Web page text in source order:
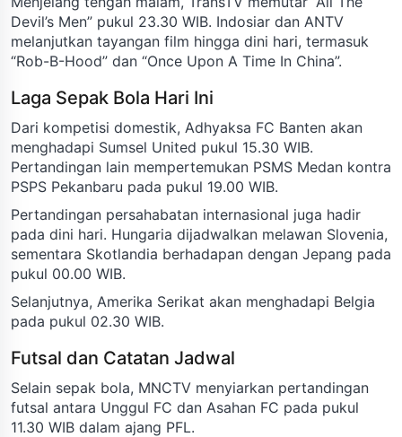
Devil’s Men” pukul 23.30 WIB. Indosiar dan ANTV
melanjutkan tayangan film hingga dini hari, termasuk
“Rob-B-Hood” dan “Once Upon A Time In China”.
Laga Sepak Bola Hari Ini
Dari kompetisi domestik, Adhyaksa FC Banten akan
menghadapi Sumsel United pukul 15.30 WIB.
Pertandingan lain mempertemukan PSMS Medan kontra
PSPS Pekanbaru pada pukul 19.00 WIB.
Pertandingan persahabatan internasional juga hadir
pada dini hari. Hungaria dijadwalkan melawan Slovenia,
sementara Skotlandia berhadapan dengan Jepang pada
pukul 00.00 WIB.
Selanjutnya, Amerika Serikat akan menghadapi Belgia
pada pukul 02.30 WIB.
Futsal dan Catatan Jadwal
Selain sepak bola, MNCTV menyiarkan pertandingan
futsal antara Unggul FC dan Asahan FC pada pukul
11.30 WIB dalam ajang PFL.